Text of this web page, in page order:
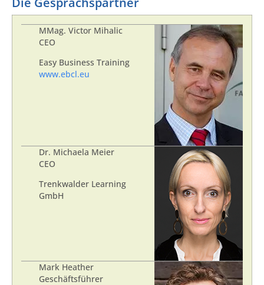
MMag. Victor Mihalic
CEO
Easy Business Training
www.ebcl.eu
Dr. Michaela Meier
CEO
Trenkwalder Learning
GmbH
Mark Heather
Geschäftsführer